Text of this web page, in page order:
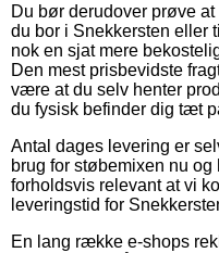
Du bør derudover prøve
du bor i Snekkersten eller
nok en sjat mere
Den mest prisbevidste
være at du selv henter
du fysisk befinder dig tæt
Antal dages levering er
brug for støbemixen nu
forholdsvis relevant at vi
leveringstid for
En lang række e-shops